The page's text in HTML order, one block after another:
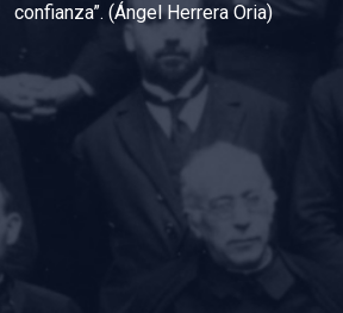
confianza”. (Ángel Herrera Oria)